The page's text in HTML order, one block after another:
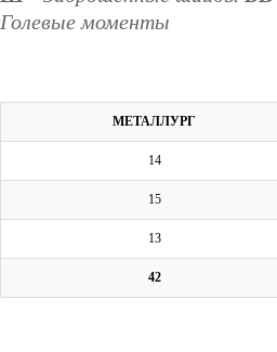
Голевые моменты
МЕТАЛЛУРГ
14
15
13
42